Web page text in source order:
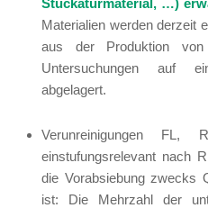
Materialien werden derzeit
aus der Produktion
Untersuchungen auf
abgelagert.
Verunreinigungen
einstufungsrelevant nach
die Vorabsiebung zwecks
ist: Die Mehrzahl der